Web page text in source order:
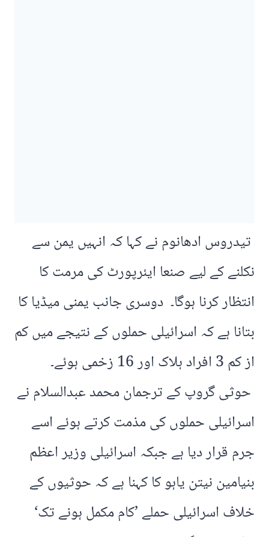
تیدروس ادھانوم نے کہا کہ انہیں یمن سے
نکلنے کے لیے صنعا ایئرپورٹ کی مرمت کا
انتظار کرنا ہوگا۔ دوسری جانب یمنی میڈیا کا
بتانا ہے کہ اسرائیلی حملوں کے نتیجے میں کم
از کم 3 افراد ہلاک اور 16 زخمی ہوئے۔
حوثی گروپ کے ترجمان محمد عبدالسلام نے
اسرائیلی حملوں کی مذمت کرتے ہوئے اسے
جرم قرار دیا ہے جبکہ اسرائیلی وزیر اعظم
بنیامین نیتن یاہو کا کہنا ہے کہ حوثیوں کے
خلاف اسرائیلی حملے ’کام مکمل ہونے تک‘